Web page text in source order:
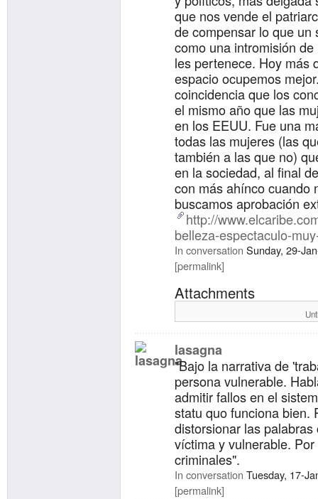
que nos vende el
de compensar lo que
como una intromisión
les pertenece. Hoy más
espacio ocupemos
coincidencia que los
el mismo año que las
en los EEUU. Fue una
todas las mujeres (las
también a las que no)
en la sociedad, al final
con más ahínco cuando
buscamos aprobación
http://
belleza-espectaculo-
In conversation Sunday, 29-
permalink
Attachments
lasagna
"Bajo la narrativa de
persona vulnerable.
admitir fallos en el
statu quo funciona bien.
distorsionar las
víctima y vulnerable.
criminales".
In conversation Tuesday, 17-
permalink